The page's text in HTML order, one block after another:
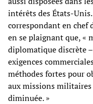
intérêts des États-
correspondant en chef
en se plaignant que, «
diplomatique discrète
exigences
méthodes fortes pour
aux missions militaires
diminuée. »